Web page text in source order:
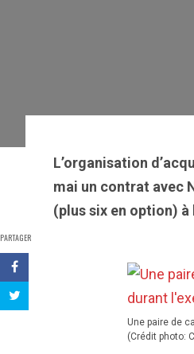
PARTAGER
L’organisation
mai un contrat avec
(plus six en option) à
Une paire de
(Crédit photo: